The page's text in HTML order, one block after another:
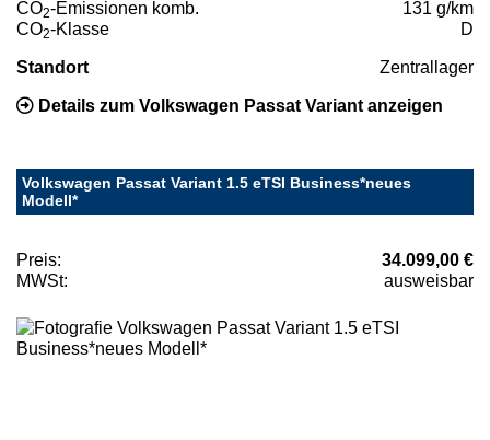
CO2-Emissionen komb.
131 g/km
CO2-Klasse D
Standort Zentrallager
Details zum Volkswagen Passat Variant anzeigen
Volkswagen Passat Variant 1.5 eTSI Business*neues
Modell*
Preis:
34.099,00 €
MWSt:
ausweisbar